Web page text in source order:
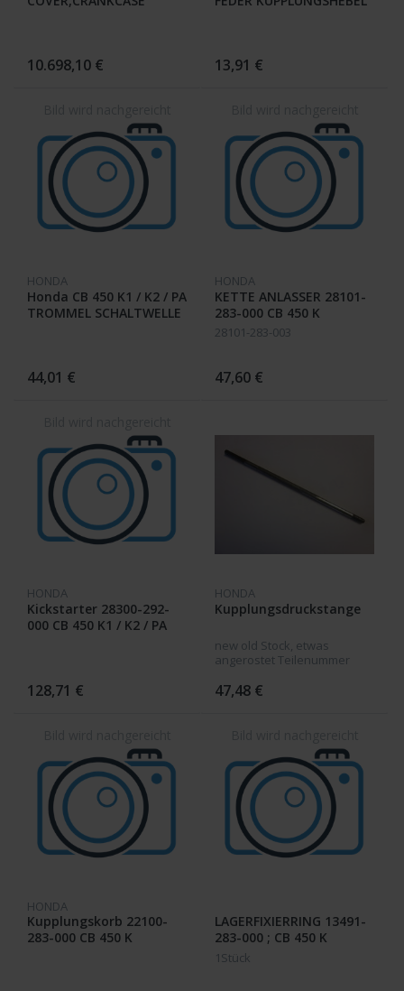
10.698,10 € 13,91 €
HONDA
Honda CB 450 K1 / K2 / PA
TROMMEL SCHALTWELLE
44,01 €
HONDA
KETTE ANLASSER 28101-
283-000 CB 450 K
28101-283-003
47,60 €
HONDA
Kickstarter 28300-292-
000 CB 450 K1 / K2 / PA
128,71 €
HONDA
Kupplungsdruckstange
new old Stock, etwas
angerostet Teilenummer
47,48 €
HONDA
Kupplungskorb 22100-
283-000 CB 450 K
LAGERFIXIERRING 13491-
283-000 ; CB 450 K
1Stück